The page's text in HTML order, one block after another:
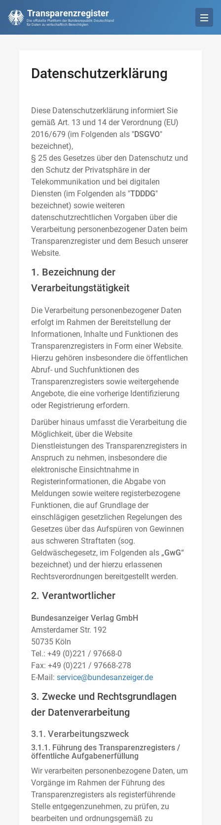
Transparenzregister
Die offizielle Plattform der Bundesrepublik Deutschland
für Daten zu wirtschaftlich Berechtigten
Datenschutzerklärung
Diese Datenschutzerklärung informiert Sie
gemäß Art. 13 und 14 der Verordnung (EU)
2016/679 (im Folgenden als "DSGVO"
bezeichnet),
§ 25 des Gesetzes über den Datenschutz und
den Schutz der Privatsphäre in der
Telekommunikation und bei digitalen
Diensten (im Folgenden als "TDDDG"
bezeichnet) sowie weiteren
datenschutzrechtlichen Vorgaben über die
Verarbeitung personenbezogener Daten beim
Transparenzregister und dem Besuch unserer
Website.
1. Bezeichnung der
Verarbeitungstätigkeit
Die Verarbeitung personenbezogener Daten
erfolgt im Rahmen der Bereitstellung der
Informationen, Inhalte und Funktionen des
Transparenzregisters in Form einer Website.
Hierzu gehören insbesondere die öffentlichen
Abruf- und Suchfunktionen des
Transparenzregisters sowie weitergehende
Angebote, die eine vorherige Identifizierung
oder Registrierung erfordern.
Darüber hinaus umfasst die Verarbeitung die
Möglichkeit, über die Website
Dienstleistungen des Transparenzregisters in
Anspruch zu nehmen, insbesondere die
elektronische Einsichtnahme in
Registerinformationen, die Abgabe von
Meldungen sowie weitere registerbezogene
Funktionen, die auf Grundlage der
einschlägigen gesetzlichen Regelungen des
Gesetzes über das Aufspüren von Gewinnen
aus schweren Straftaten (sog.
Geldwäschegesetz, im Folgenden als „GwG“
bezeichnet) und der hierzu erlassenen
Rechtsverordnungen bereitgestellt werden.
2. Verantwortlicher
Bundesanzeiger Verlag GmbH
Amsterdamer Str. 192
50735 Köln
Tel.: +49 (0)221 / 97668-0
Fax: +49 (0)221 / 97668-278
E-Mail: service@bundesanzeiger.de
3. Zwecke und Rechtsgrundlagen
der Datenverarbeitung
3.1. Verarbeitungszweck
3.1.1. Führung des Transparenzregisters /
öffentliche Aufgabenerfüllung
Wir verarbeiten personenbezogene Daten, um
Vorgänge im Rahmen der Führung des
Transparenzregisters als registerführende
Stelle entgegenzunehmen, zu prüfen, zu
bearbeiten und ordnungsgemäß zu